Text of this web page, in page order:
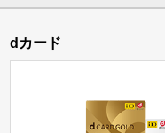
dカード